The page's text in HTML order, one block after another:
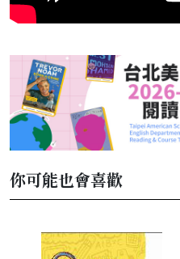
你可能也會喜歡